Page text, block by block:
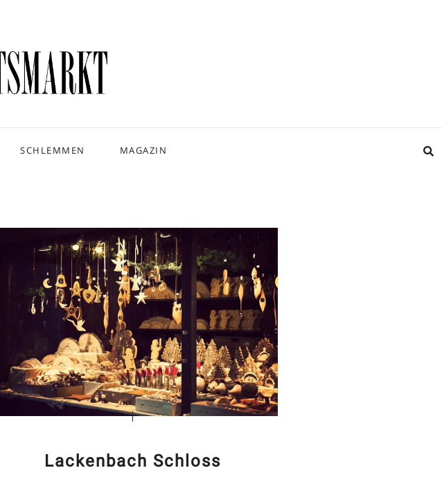
SCHLEMMEN MAGAZIN
Lackenbach Schloss